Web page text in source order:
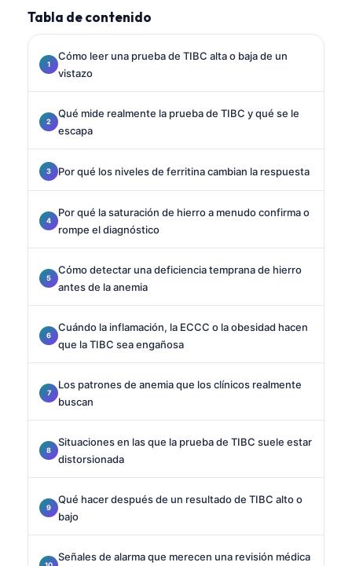
Tabla de contenido
Cómo leer una prueba de TIBC alta o baja de un
vistazo
Qué mide realmente la prueba de TIBC y qué se le
escapa
Por qué los niveles de ferritina cambian la respuesta
Por qué la saturación de hierro a menudo confirma o
rompe el diagnóstico
Cómo detectar una deficiencia temprana de hierro
antes de la anemia
Cuándo la inflamación, la ECCC o la obesidad hacen
que la TIBC sea engañosa
Los patrones de anemia que los clínicos realmente
buscan
Situaciones en las que la prueba de TIBC suele estar
distorsionada
Qué hacer después de un resultado de TIBC alto o
bajo
Señales de alarma que merecen una revisión médica